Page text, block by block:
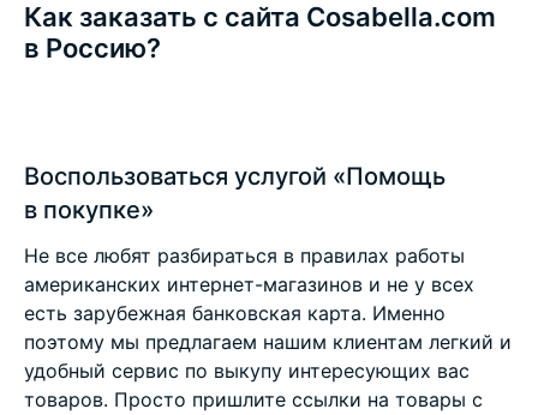
Как заказать с сайта Cosabella.com
в Россию?
Воспользоваться услугой «Помощь
в покупке»
Не все любят разбираться в правилах работы
американских интернет-магазинов и не у всех
есть зарубежная банковская карта. Именно
поэтому мы предлагаем нашим клиентам легкий и
удобный сервис по выкупу интересующих вас
товаров. Просто пришлите ссылки на товары с